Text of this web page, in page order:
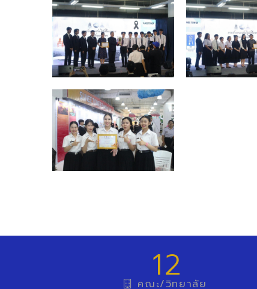
12
คณะ/วิทยาลัย